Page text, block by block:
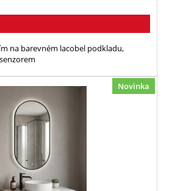
na barevném lacobel podkladu,
Novinka